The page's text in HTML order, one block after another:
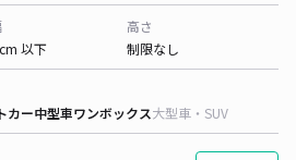
以下
高さ
制限なし
カー中型車ワンボックス大型車・SUV